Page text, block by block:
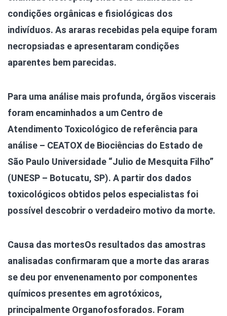
condições orgânicas e fisiológicas dos
indivíduos. As araras recebidas pela equipe foram
necropsiadas e apresentaram condições
aparentes bem parecidas.
Para uma análise mais profunda, órgãos viscerais
foram encaminhados a um Centro de
Atendimento Toxicológico de referência para
análise – CEATOX de Biociências do Estado de
São Paulo Universidade “Julio de Mesquita Filho”
(UNESP – Botucatu, SP). A partir dos dados
toxicológicos obtidos pelos especialistas foi
possível descobrir o verdadeiro motivo da morte.
Causa das mortesOs resultados das amostras
analisadas confirmaram que a morte das araras
se deu por envenenamento por componentes
químicos presentes em agrotóxicos,
principalmente Organofosforados. Foram